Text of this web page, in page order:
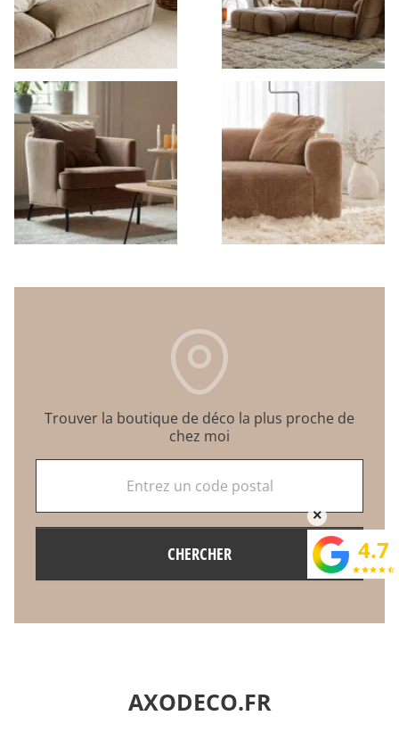
Trouver la boutique de déco la plus proche de
chez moi
CHERCHER
AXODECO.FR
×
4.7
star starstar star star_half